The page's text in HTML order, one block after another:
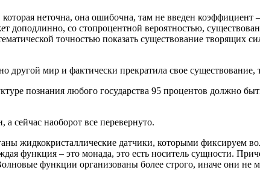
неточна, она ошибочна, там не введен
доподлинно, со стопроцентной вероятностью,
точностью показать существование творящих
мир и фактически прекратила свое существование,
познания любого государства 95 процентов должно
а сейчас наоборот все перевернуто.
жидкокристаллические датчики, которыми фиксируем
функция – это монада, это есть носитель сущности.
функции организованы более строго, иначе они не